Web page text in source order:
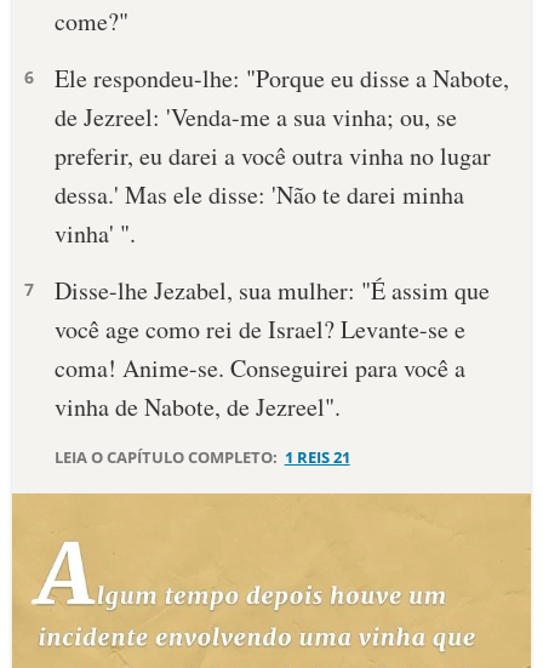
come?"
6
Ele respondeu-lhe: "Porque eu disse a Nabote,
de Jezreel: 'Venda-me a sua vinha; ou, se
preferir, eu darei a você outra vinha no lugar
dessa.' Mas ele disse: 'Não te darei minha
vinha' ".
7
Disse-lhe Jezabel, sua mulher: "É assim que
você age como rei de Israel? Levante-se e
coma! Anime-se. Conseguirei para você a
vinha de Nabote, de Jezreel".
LEIA O CAPÍTULO COMPLETO: 1 REIS 21